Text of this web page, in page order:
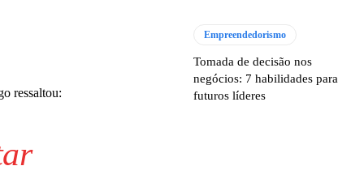
ressaltou:
Empreendedorismo
Tomada de decisão nos
negócios: 7 habilidades para
futuros líderes